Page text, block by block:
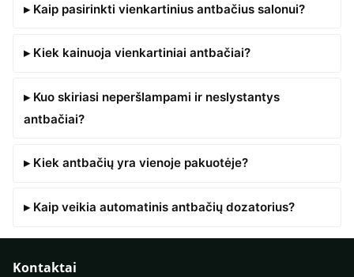
▸ Kaip pasirinkti vienkartinius antbačius salonui?
▸ Kiek kainuoja vienkartiniai antbačiai?
▸ Kuo skiriasi neperšlampami ir neslystantys
antbačiai?
▸ Kiek antbačių yra vienoje pakuotėje?
▸ Kaip veikia automatinis antbačių dozatorius?
Kontaktai